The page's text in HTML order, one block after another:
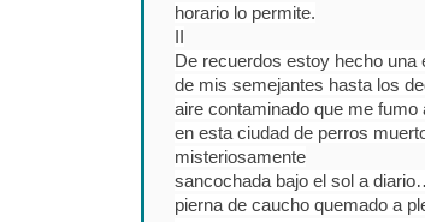
horario lo permite.
II
De recuerdos estoy hecho una
de mis semejantes hasta los
aire contaminado que me fumo
en esta ciudad de perros
misteriosamente
sancochada bajo el sol a
pierna de caucho quemado a